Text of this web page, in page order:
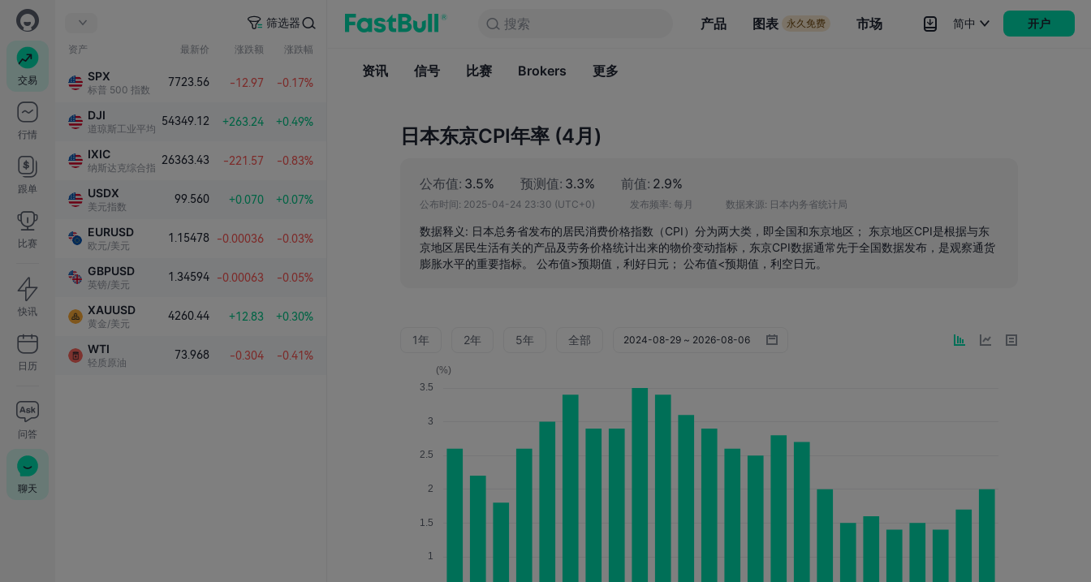
交易
行情
跟单
比赛
快讯
日历
问答
聊天
筛选器
资产 最新价 涨跌额 涨跌幅
SPX
标普 500 指数
7723.56 -12.97 -0.17%
DJI
道琼斯工业平均指数
54349.12 +263.24 +0.49%
IXIC
纳斯达克综合指数
26363.43 -221.57 -0.83%
USDX
美元指数
99.560 +0.070 +0.07%
EURUSD
欧元/美元
1.15478 -0.00036 -0.03%
GBPUSD
英镑/美元
1.34594 -0.00063 -0.05%
XAUUSD
黄金/美元
4260.44 +12.83 +0.30%
WTI
轻质原油
73.968 -0.304 -0.41%
搜索 产品 图表 永久免费 市场
资讯 信号
简中 开户
搜索
资讯 信号 比赛 Brokers 更多
日本东京CPI年率 (4月)
公布值: 3.5% 预测值: 3.3% 前值: 2.9%
公布时间: 2025-04-24 23:30 (UTC+0) 发布频率: 每月 数据来源: 日本内务省统计局
数据释义: 日本总务省发布的居民消费价格指数（CPI）分为两大类，即全国和东京地区； 东京地区CPI是根据与东
京地区居民生活有关的产品及劳务价格统计出来的物价变动指标，东京CPI数据通常先于全国数据发布，是观察通货
膨胀水平的重要指标。 公布值>预期值，利好日元； 公布值<预期值，利空日元。
1年 2年 5年 全部